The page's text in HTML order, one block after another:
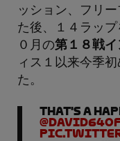
ッション、フリ
た後、１４ラッ
０月の第１８戦イ
ィス１以来今季
た。
That's a